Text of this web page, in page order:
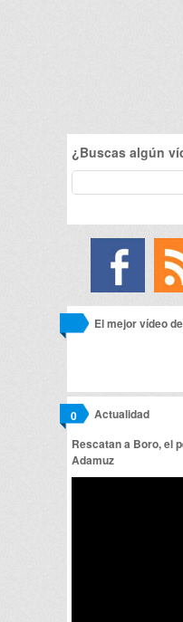
¿Buscas algún
El mejor vídeo
Actualidad
0
Rescatan a Boro, el
Adamuz